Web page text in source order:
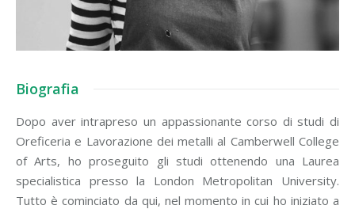
Biografia
Dopo aver intrapreso un appassionante corso di studi di
Oreficeria e Lavorazione dei metalli al Camberwell College
of Arts, ho proseguito gli studi ottenendo una Laurea
specialistica presso la London Metropolitan University.
Tutto è cominciato da qui, nel momento in cui ho iniziato a